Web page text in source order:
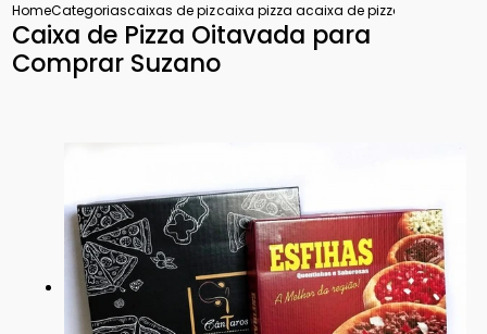
HomeCategoriascaixas de pizzacaixa pizza atacadocaixa de pizza oitavada
Caixa de Pizza Oitavada para
Comprar Suzano